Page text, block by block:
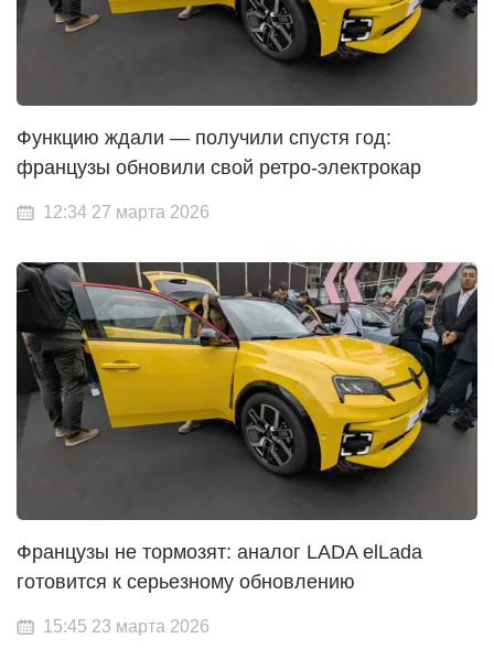
Функцию ждали — получили спустя год:
французы обновили свой ретро-электрокар
12:34 27 марта 2026
Французы не тормозят: аналог LADA elLada
готовится к серьезному обновлению
15:45 23 марта 2026